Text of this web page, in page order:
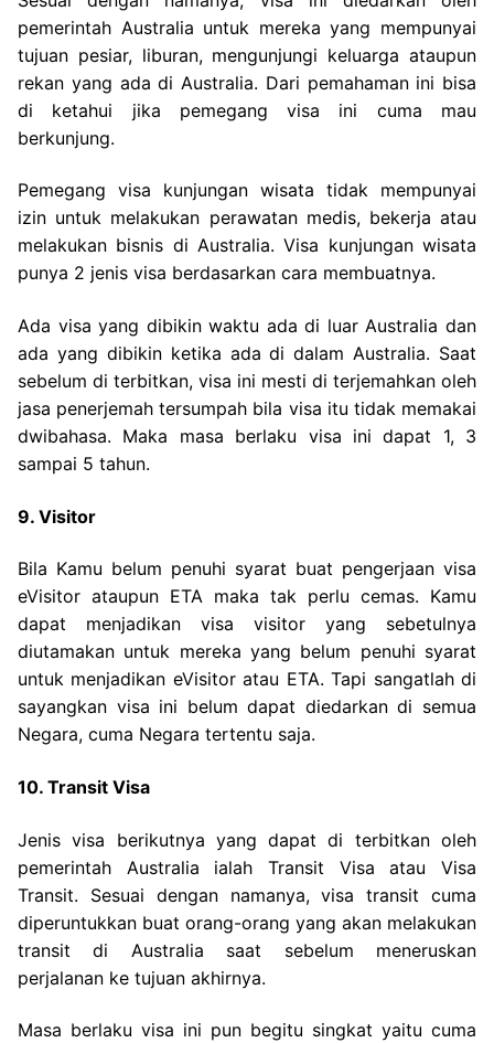
pemerintah Australia untuk mereka yang mempunyai
tujuan pesiar, liburan, mengunjungi keluarga ataupun
rekan yang ada di Australia. Dari pemahaman ini bisa
di ketahui jika pemegang visa ini cuma mau
berkunjung.
Pemegang visa kunjungan wisata tidak mempunyai
izin untuk melakukan perawatan medis, bekerja atau
melakukan bisnis di Australia. Visa kunjungan wisata
punya 2 jenis visa berdasarkan cara membuatnya.
Ada visa yang dibikin waktu ada di luar Australia dan
ada yang dibikin ketika ada di dalam Australia. Saat
sebelum di terbitkan, visa ini mesti di terjemahkan oleh
jasa penerjemah tersumpah bila visa itu tidak memakai
dwibahasa. Maka masa berlaku visa ini dapat 1, 3
sampai 5 tahun.
9. Visitor
Bila Kamu belum penuhi syarat buat pengerjaan visa
eVisitor ataupun ETA maka tak perlu cemas. Kamu
dapat menjadikan visa visitor yang sebetulnya
diutamakan untuk mereka yang belum penuhi syarat
untuk menjadikan eVisitor atau ETA. Tapi sangatlah di
sayangkan visa ini belum dapat diedarkan di semua
Negara, cuma Negara tertentu saja.
10. Transit Visa
Jenis visa berikutnya yang dapat di terbitkan oleh
pemerintah Australia ialah Transit Visa atau Visa
Transit. Sesuai dengan namanya, visa transit cuma
diperuntukkan buat orang-orang yang akan melakukan
transit di Australia saat sebelum meneruskan
perjalanan ke tujuan akhirnya.
Masa berlaku visa ini pun begitu singkat yaitu cuma